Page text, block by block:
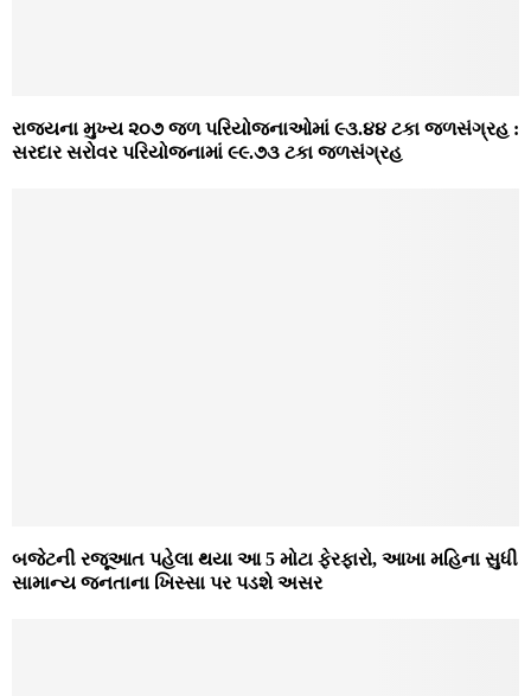
રાજ્યના મુખ્ય ૨૦૭ જળ પરિયોજનાઓમાં ૯૩.૪૪ ટકા જળસંગ્રહ :
સરદાર સરોવર પરિયોજનામાં ૯૯.૭૩ ટકા જળસંગ્રહ
બજેટની રજૂઆત પહેલા થયા આ 5 મોટા ફેરફારો, આખા મહિના સુધી
સામાન્ય જનતાના ખિસ્સા પર પડશે અસર